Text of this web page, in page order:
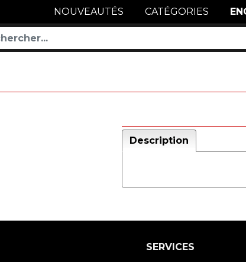
NOUVEAUTÉS CATÉGORIES
Description
SERVICES